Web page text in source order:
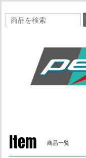
Item 商品一覧